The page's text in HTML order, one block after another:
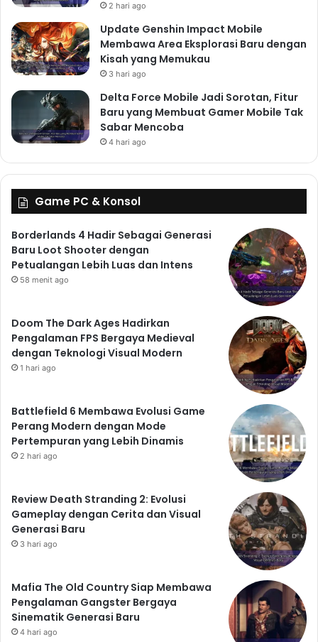
2 hari ago
Update Genshin Impact Mobile
Membawa Area Eksplorasi Baru dengan
Kisah yang Memukau
3 hari ago
Delta Force Mobile Jadi Sorotan, Fitur
Baru yang Membuat Gamer Mobile Tak
Sabar Mencoba
4 hari ago
Game PC & Konsol
Borderlands 4 Hadir Sebagai Generasi
Baru Loot Shooter dengan
Petualangan Lebih Luas dan Intens
58 menit ago
Doom The Dark Ages Hadirkan
Pengalaman FPS Bergaya Medieval
dengan Teknologi Visual Modern
1 hari ago
Battlefield 6 Membawa Evolusi Game
Perang Modern dengan Mode
Pertempuran yang Lebih Dinamis
2 hari ago
Review Death Stranding 2: Evolusi
Gameplay dengan Cerita dan Visual
Generasi Baru
3 hari ago
Mafia The Old Country Siap Membawa
Pengalaman Gangster Bergaya
Sinematik Generasi Baru
4 hari ago